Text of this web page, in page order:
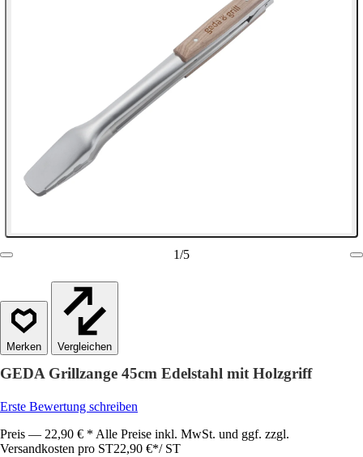
1/5
Vergleichen
GEDA Grillzange 45cm Edelstahl mit Holzgriff
Erste Bewertung schreiben
Preis — 22,90 € * Alle Preise inkl. MwSt. und ggf. zzgl.
Versandkosten pro ST22,90 €*/ ST